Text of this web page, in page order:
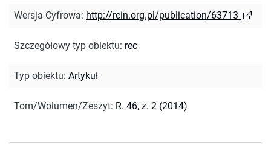
Wersja Cyfrowa: http://rcin.org.pl/publication/63713
Szczegółowy typ obiektu: rec
Typ obiektu: Artykuł
Tom/Wolumen/Zeszyt: R. 46, z. 2 (2014)